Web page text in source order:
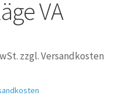
VA
zzgl. Versandkosten